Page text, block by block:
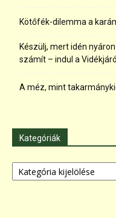
Kötőfék-dilemma a
Készülj, mert idén
számít – indul a
A méz, mint
Kategóriák
Kategóriák